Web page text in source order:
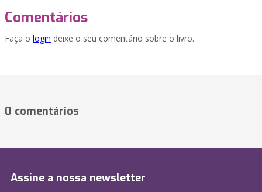
Comentários
Faça o login deixe o seu comentário sobre o livro.
0 comentários
Assine a nossa newsletter